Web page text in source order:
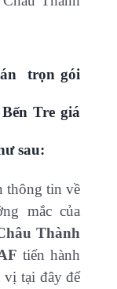
trọn gói
Tre giá
sau:
thông tin về
mắc của
Thành
tiến hành
vị tại đây để